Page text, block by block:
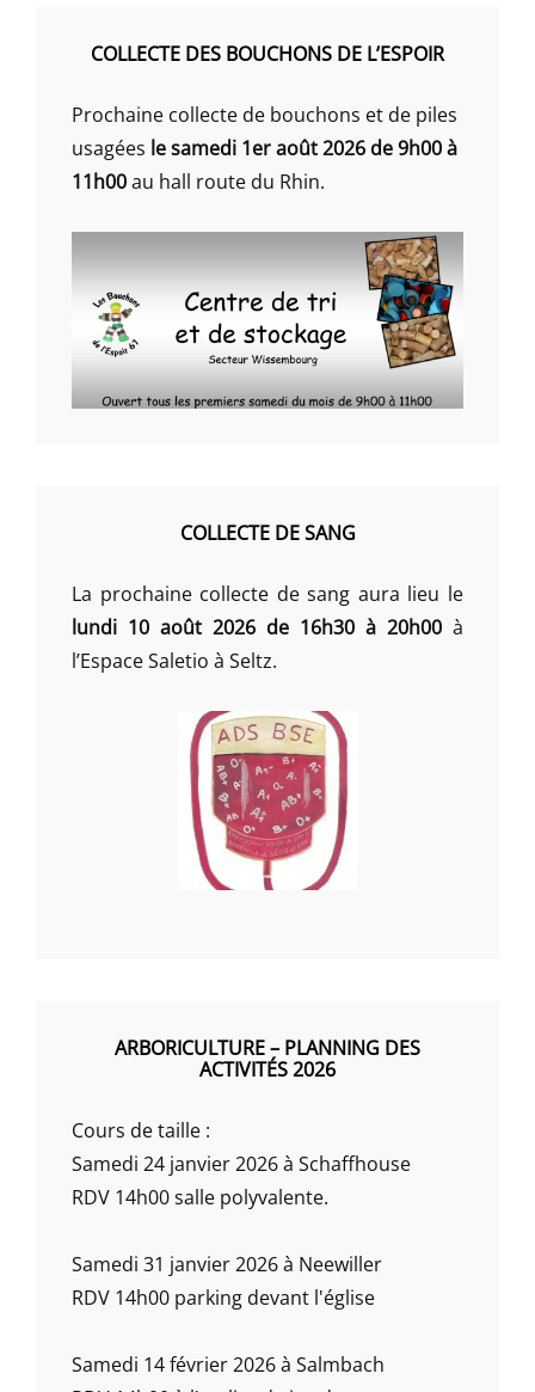
COLLECTE DES BOUCHONS DE L’ESPOIR
Prochaine collecte de bouchons et de piles
usagées le samedi 1er août 2026 de 9h00 à
11h00au hall route du Rhin.
COLLECTE DE SANG
La prochaine collecte de sang aura lieu le
lundi 10 août 2026 de 16h30 à 20h00 à
l’Espace Saletio à Seltz.
ARBORICULTURE – PLANNING DES
ACTIVITÉS 2026
Cours de taille :
Samedi 24 janvier 2026 à Schaffhouse
RDV 14h00 salle polyvalente.
Samedi 31 janvier 2026 à Neewiller
RDV 14h00 parking devant l'église
Samedi 14 février 2026 à Salmbach